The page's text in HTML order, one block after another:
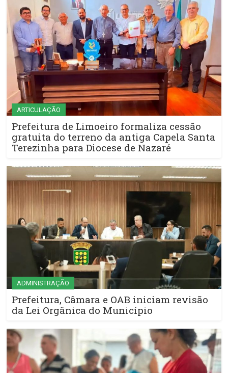
ARTICULAÇÃO
Prefeitura de Limoeiro formaliza cessão
gratuita do terreno da antiga Capela Santa
Terezinha para Diocese de Nazaré
ADMINISTRAÇÃO
Prefeitura, Câmara e OAB iniciam revisão
da Lei Orgânica do Município